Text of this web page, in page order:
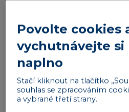
představitelné. Jsme rádi, že
uvědomují důležitost
uvádí Pavel Prokop,
Nejsilnější zájem o
Povolte cookies
vychutnávejte si
naplno
Stačí kliknout na tlačítko
souhlas se zpracováním
a vybrané třetí strany.